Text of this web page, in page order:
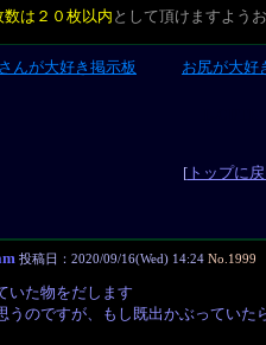
は２０枚以内 として頂けますよう
んが大好き掲示板 お尻が大好
[トップに
投稿日：2020/09/16(Wed) 14:24 No.1999
いた物をだします
うのですが、もし既出かぶっていた